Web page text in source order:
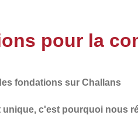
pour la
fondations sur Challans
unique, c'est pourquoi nous